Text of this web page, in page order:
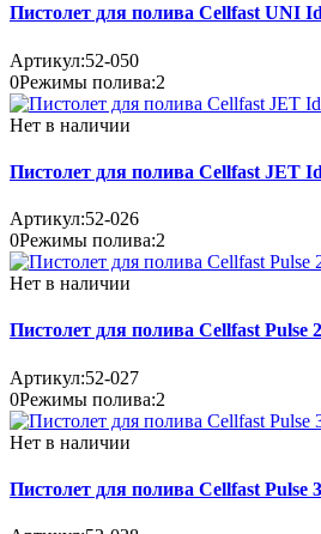
Пистолет для полива Cellfast UNI
Артикул:52-050
0Режимы полива:2
Нет в наличии
Пистолет для полива Cellfast JET
Артикул:52-026
0Режимы полива:2
Нет в наличии
Пистолет для полива Cellfast Pulse
Артикул:52-027
0Режимы полива:2
Нет в наличии
Пистолет для полива Cellfast Pulse